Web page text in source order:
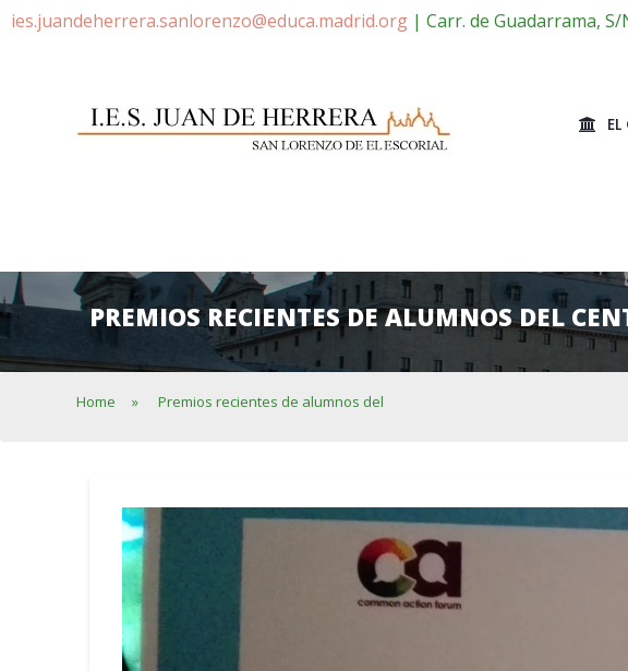
ies.juandeherrera.sanlorenzo@educa.madrid.org | Carr. de Guadarrama,
PREMIOS RECIENTES DE ALUMNOS DEL
Home » Premios recientes de alumnos del